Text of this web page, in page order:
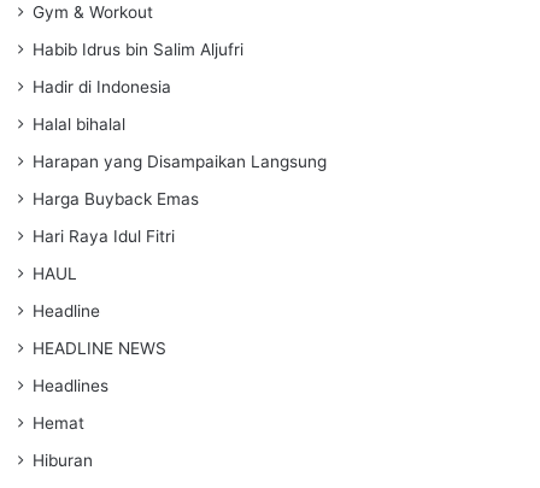
Gym & Workout
Habib Idrus bin Salim Aljufri
Hadir di Indonesia
Halal bihalal
Harapan yang Disampaikan Langsung
Harga Buyback Emas
Hari Raya Idul Fitri
HAUL
Headline
HEADLINE NEWS
Headlines
Hemat
Hiburan